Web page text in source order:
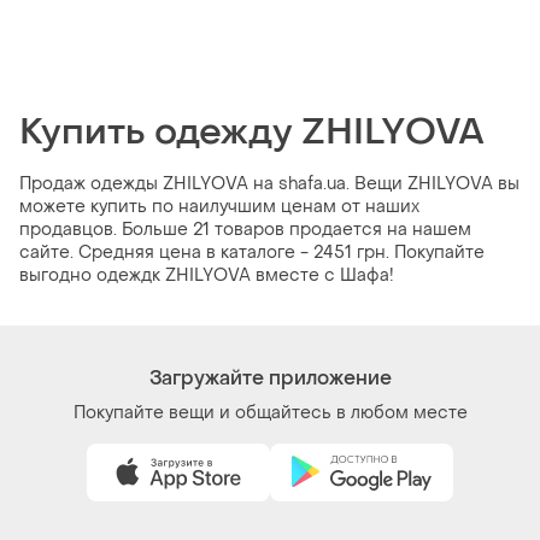
Купить одежду ZHILYOVA
Продаж одежды ZHILYOVA на shafa.ua. Вещи ZHILYOVA вы
можете купить по наилучшим ценам от наших
продавцов. Больше 21 товаров продается на нашем
сайте. Средняя цена в каталоге - 2451 грн. Покупайте
выгодно одеждк ZHILYOVA вместе с Шафа!
Загружайте приложение
Покупайте вещи и общайтесь в любом месте